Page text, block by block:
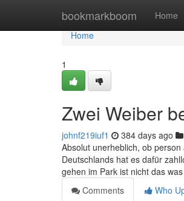
bookmarkboom Home
Home
Home
1
Zwei Weiber
johnf219iuf1 384 days ago
Absolut unerheblich, ob
Deutschlands hat es dafür
gehen im Park ist nicht das
Comments
Who